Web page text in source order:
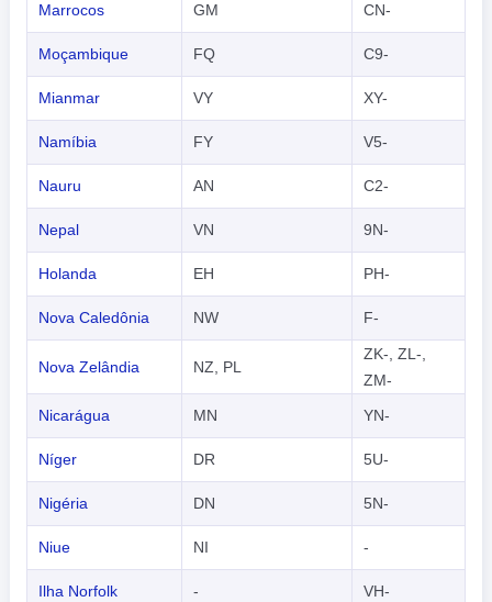
Marrocos GM CN-
Moçambique FQ C9-
Mianmar VY XY-
Namíbia FY V5-
Nauru AN C2-
Nepal VN 9N-
Holanda EH PH-
Nova Caledônia NW F-
Nova Zelândia NZ, PL
ZK-, ZL-,
ZM-
Nicarágua
MN YN-
Níger DR 5U-
Nigéria DN 5N-
Niue NI -
Ilha Norfolk - VH-